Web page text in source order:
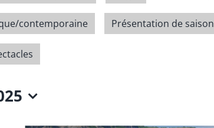
contemporaine Présentation de saison